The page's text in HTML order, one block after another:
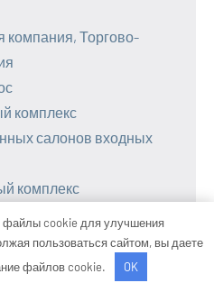
компания, Торгово-
комплекс
салонов входных
комплекс
файлы cookie для улучшения
пользоваться сайтом, вы даете
файлов cookie.
OK